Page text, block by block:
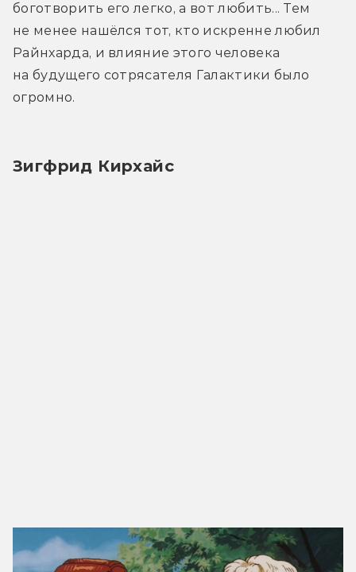
боготворить его легко, а вот любить... Тем
не менее нашёлся тот, кто искренне любил
Райнхарда, и влияние этого человека
на будущего сотрясателя Галактики было
огромно.
Зигфрид Кирхайс